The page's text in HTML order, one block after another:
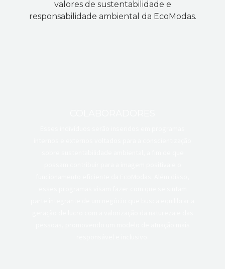
valores de sustentabilidade e
responsabilidade ambiental da EcoModas.